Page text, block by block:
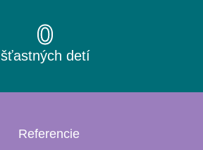
šťastných detí
0
Referencie